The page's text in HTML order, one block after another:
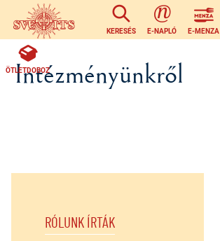
Ugrás a tartalomra
KERESÉS E-NAPLÓ E-MENZA
ÖTLETDOBOZ
Intézményünkről
RÓLUNK ÍRTÁK